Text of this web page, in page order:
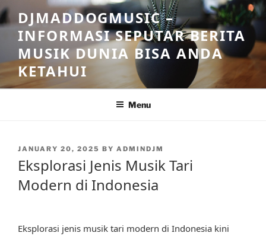
Skip
to
content
DJMADDOGMUSIC –
INFORMASI SEPUTAR BERITA
MUSIK DUNIA BISA ANDA
KETAHUI
Menu
POSTED
ON
JANUARY 20, 2025 BY ADMINDJM
Eksplorasi Jenis Musik Tari
Modern di Indonesia
Eksplorasi jenis musik tari modern di Indonesia kini